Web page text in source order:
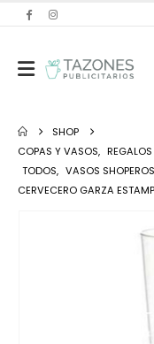
SHOP
COPAS Y VASOS,
TODOS, VASOS SHOPEROS
CERVECERO GARZA